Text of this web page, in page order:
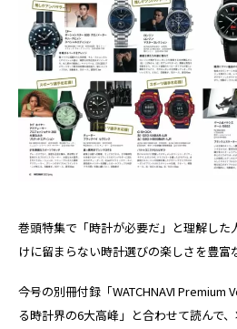
巻頭特集で「時計が必要だ」と理解した
けに留まらない時計選びの楽しさを豊富
今号の別冊付録「WATCHNAVI Premium
る時計界の6大高峰」と合わせて読んで